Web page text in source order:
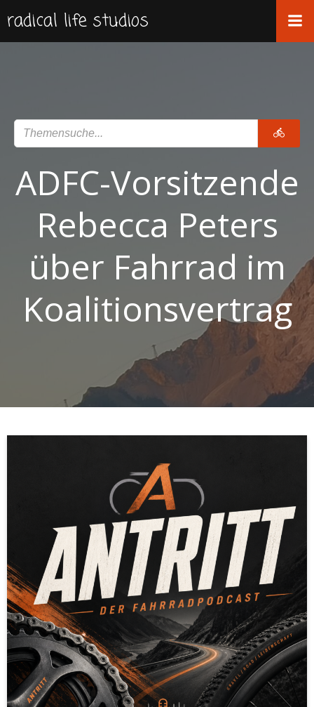
springen
radical life studios
ADFC-Vorsitzende
Rebecca Peters
über Fahrrad im
Koalitionsvertrag